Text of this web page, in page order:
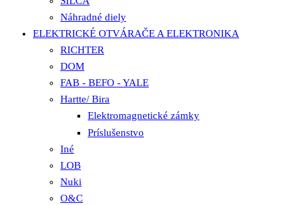
Náhradné diely
ELEKTRICKÉ OTVÁRAČE A ELEKTRONIKA
RICHTER
DOM
FAB - BEFO - YALE
Hartte/ Bira
Elektromagnetické zámky
Príslušenstvo
Iné
LOB
Nuki
O&C